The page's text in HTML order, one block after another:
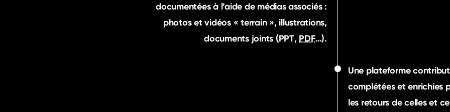
documentées à l’aide de médias associés :
photos et vidéos « terrain », illustrations,
documents joints (PPT, PDF…).
Une plateforme
complétées et enrichies
les retours de celles et